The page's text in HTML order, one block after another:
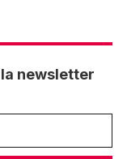
newsletter